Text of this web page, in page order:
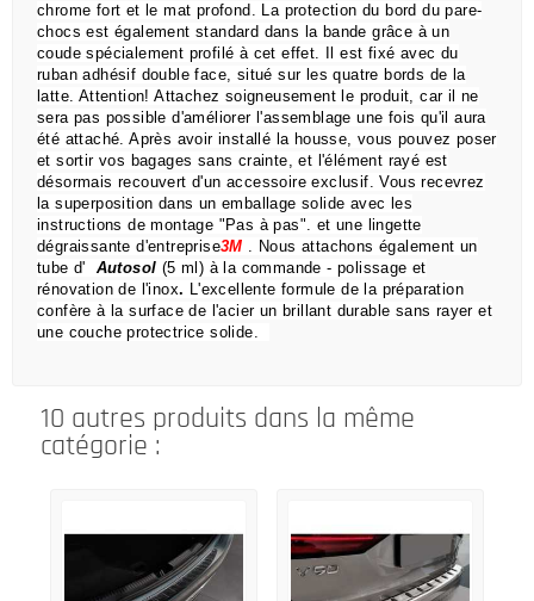
chrome fort et le mat profond. La protection du bord du pare-
chocs est également standard dans la bande grâce à un
coude spécialement profilé à cet effet.
Il est fixé avec du
ruban adhésif double face, situé sur les quatre bords de la
latte. Attention!Attachez soigneusement le produit, car il ne
sera pas possible d'améliorer l'assemblage une fois qu'il aura
été attaché.Après avoir installé la housse, vous pouvez poser
et sortir vos bagages sans crainte,et l'élément rayé est
désormais recouvert d'un accessoire exclusif.Vous recevrez
la superposition dans un emballage solide avec les
instructions de montage "Pas à pas". et une lingette
dégraissante d'entreprise3M . Nous attachons également un
tube d'
Autosol (5 ml) à la commande - polissage et
rénovation de l'inox. L'excellente formule de la préparation
confère à la surface de l'acier un brillant durable sans rayer et
une couche protectrice solide.
10 autres produits dans la même
catégorie :